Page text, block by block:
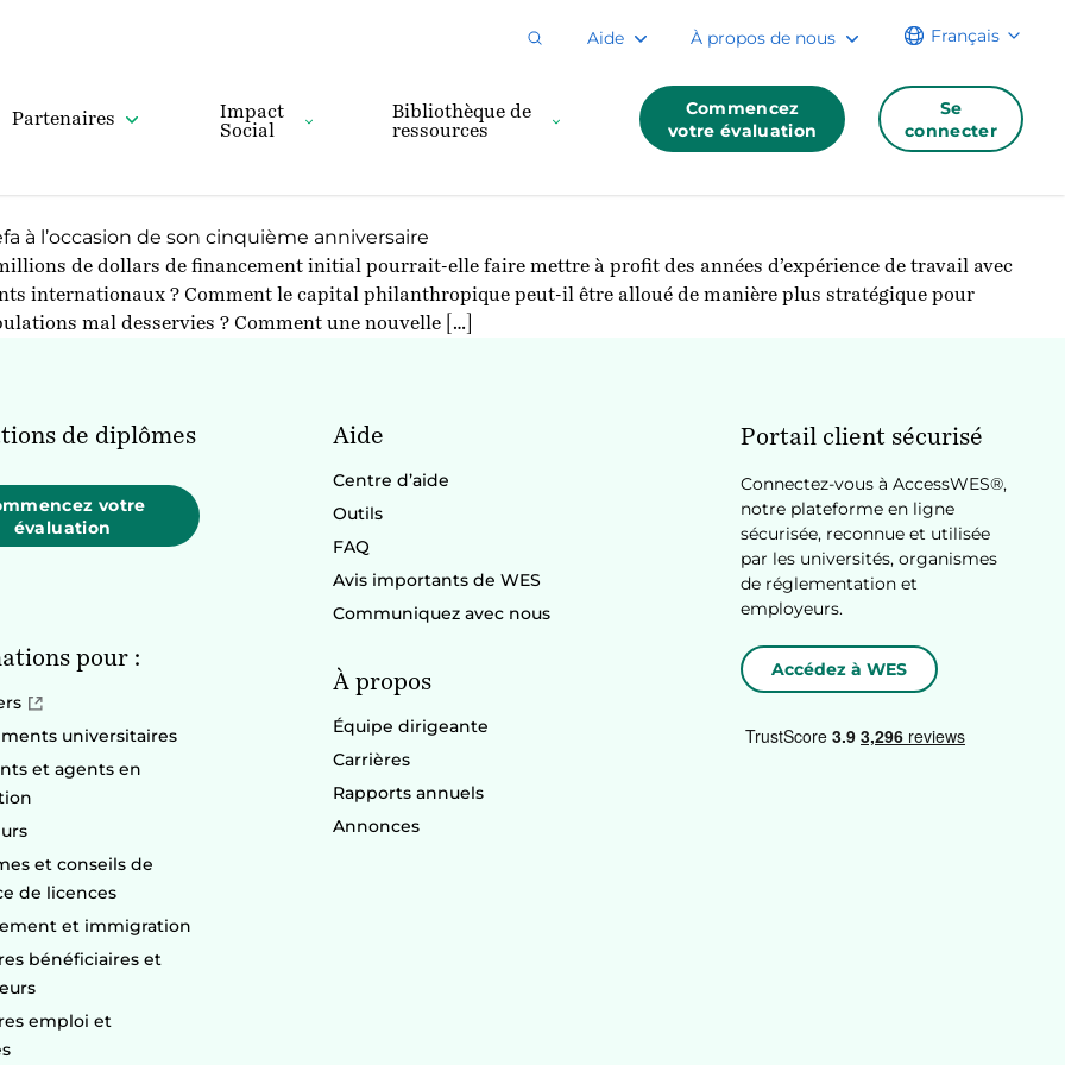
Aide À propos de nous Français
Partenaires
Impact
Social
Bibliothèque de
ressources
Commencez
votre évaluation
Se
connecter
à l’occasion de son cinquième anniversaire
de dollars de financement initial pourrait-elle faire mettre à profit des années d’expérience de travail avec
internationaux ? Comment le capital philanthropique peut-il être alloué de manière plus stratégique pour
mal desservies ? Comment une nouvelle […]
de diplômes
votre
évaluation
pour :
universitaires
et agents en
et conseils de
de licences
et immigration
bénéficiaires et
emploi et
Aide
Centre d’aide
Outils
FAQ
Avis importants de WES
Communiquez avec nous
À propos
Équipe dirigeante
Carrières
Rapports annuels
Annonces
Portail client sécurisé
Connectez-vous à AccessWES®,
notre plateforme en ligne
sécurisée, reconnue et utilisée
par les universités, organismes
de réglementation et
employeurs.
Accédez à WES